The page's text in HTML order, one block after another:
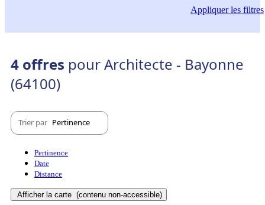
Appliquerles filtres
4 offres pour Architecte - Bayonne
(64100)
Trier par Pertinence
Pertinence
Date
Distance
Afficher la carte (contenu non-accessible)